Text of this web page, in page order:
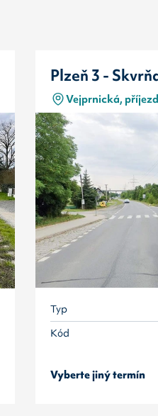
Plzeň 3 -
Vejprnická,
Typ
Kód
Vyberte jiný termín